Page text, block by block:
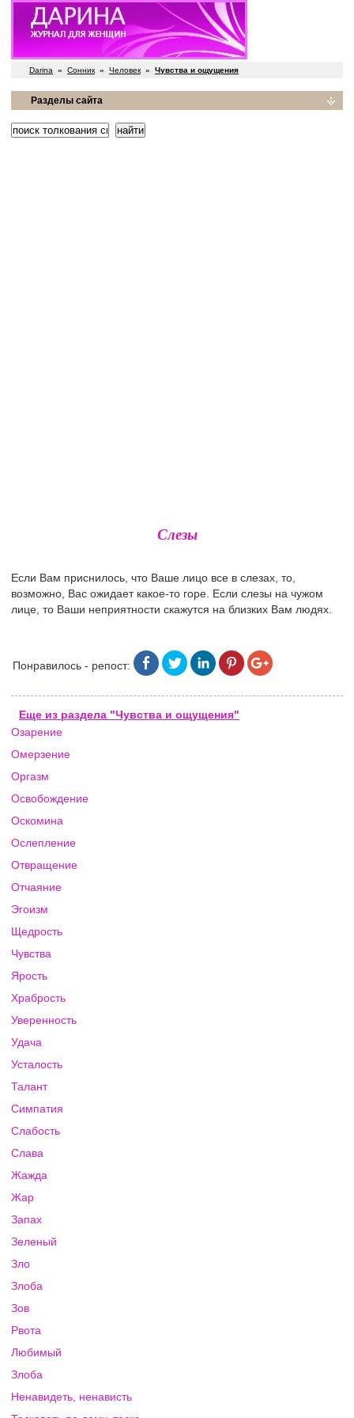
Darina » Сонник » Человек » Чувства и ощущения
Разделы сайта
Слезы
Если Вам приснилось, что Ваше лицо все в слезах, то,
возможно, Вас ожидает какое-то горе. Если слезы на чужом
лице, то Ваши неприятности скажутся на близких Вам людях.
Понравилось - репост:
Еще из раздела "Чувства и ощущения"
Озарение
Омерзение
Оргазм
Освобождение
Оскомина
Ослепление
Отвращение
Отчаяние
Эгоизм
Щедрость
Чувства
Ярость
Храбрость
Уверенность
Удача
Усталость
Талант
Симпатия
Слабость
Слава
Жажда
Жар
Запах
Зеленый
Зло
Злоба
Зов
Рвота
Любимый
Злоба
Ненавидеть, ненависть